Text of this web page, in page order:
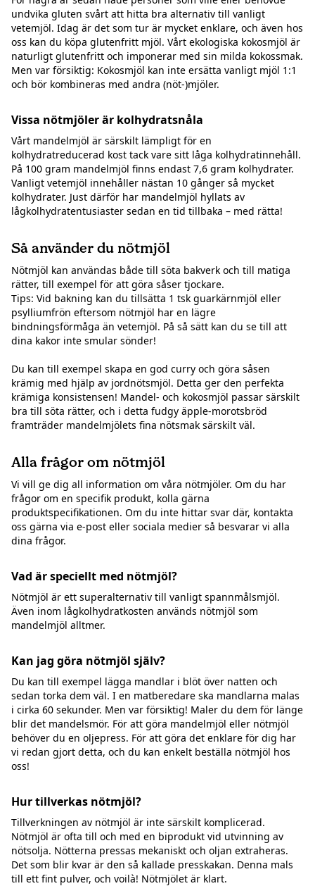
undvika gluten svårt att hitta bra alternativ till vanligt
vetemjöl. Idag är det som tur är mycket enklare, och även hos
oss kan du köpa glutenfritt mjöl. Vårt ekologiska kokosmjöl är
naturligt glutenfritt och imponerar med sin milda kokossmak.
Men var försiktig: Kokosmjöl kan inte ersätta vanligt mjöl 1:1
och bör kombineras med andra (nöt-)mjöler.
Vissa nötmjöler är kolhydratsnåla
Vårt mandelmjöl är särskilt lämpligt för en
kolhydratreducerad kost tack vare sitt låga kolhydratinnehåll.
På 100 gram mandelmjöl finns endast 7,6 gram kolhydrater.
Vanligt vetemjöl innehåller nästan 10 gånger så mycket
kolhydrater. Just därför har mandelmjöl hyllats av
lågkolhydratentusiaster sedan en tid tillbaka – med rätta!
Så använder du nötmjöl
Nötmjöl kan användas både till söta bakverk och till matiga
rätter, till exempel för att göra såser tjockare.
Tips: Vid bakning kan du tillsätta 1 tsk guarkärnmjöl eller
psylliumfrön eftersom nötmjöl har en lägre
bindningsförmåga än vetemjöl. På så sätt kan du se till att
dina kakor inte smular sönder!
Du kan till exempel skapa en god curry och göra såsen
krämig med hjälp av jordnötsmjöl. Detta ger den perfekta
krämiga konsistensen! Mandel- och kokosmjöl passar särskilt
bra till söta rätter, och i detta fudgy äpple-morotsbröd
framträder mandelmjölets fina nötsmak särskilt väl.
Alla frågor om nötmjöl
Vi vill ge dig all information om våra nötmjöler. Om du har
frågor om en specifik produkt, kolla gärna
produktspecifikationen. Om du inte hittar svar där, kontakta
oss gärna via e-post eller sociala medier så besvarar vi alla
dina frågor.
Vad är speciellt med nötmjöl?
Nötmjöl är ett superalternativ till vanligt spannmålsmjöl.
Även inom lågkolhydratkosten används nötmjöl som
mandelmjöl alltmer.
Kan jag göra nötmjöl själv?
Du kan till exempel lägga mandlar i blöt över natten och
sedan torka dem väl. I en matberedare ska mandlarna malas
i cirka 60 sekunder. Men var försiktig! Maler du dem för länge
blir det mandelsmör. För att göra mandelmjöl eller nötmjöl
behöver du en oljepress. För att göra det enklare för dig har
vi redan gjort detta, och du kan enkelt beställa nötmjöl hos
oss!
Hur tillverkas nötmjöl?
Tillverkningen av nötmjöl är inte särskilt komplicerad.
Nötmjöl är ofta till och med en biprodukt vid utvinning av
nötsolja. Nötterna pressas mekaniskt och oljan extraheras.
Det som blir kvar är den så kallade presskakan. Denna mals
till ett fint pulver, och voilà! Nötmjölet är klart.